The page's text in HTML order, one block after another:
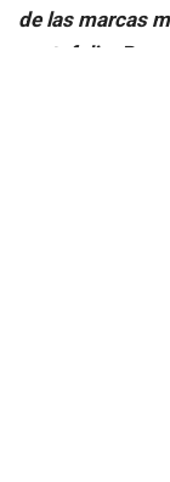
de las marcas
portafolio.